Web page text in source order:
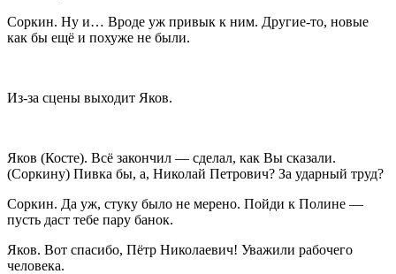
Соркин. Ну и… Вроде уж привык к ним. Другие-то, новые
как бы ещё и похуже не были.
Из-за сцены выходит Яков.
Яков (Косте). Всё закончил — сделал, как Вы сказали.
(Соркину) Пивка бы, а, Николай Петрович? За ударный труд?
Соркин. Да уж, стуку было не мерено. Пойди к Полине —
пусть даст тебе пару банок.
Яков. Вот спасибо, Пётр Николаевич! Уважили рабочего
человека.